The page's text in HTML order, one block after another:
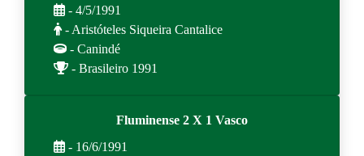
- 4/5/1991
- Aristóteles Siqueira Cantalice
- Canindé
- Brasileiro 1991
Fluminense 2 X 1 Vasco
- 16/6/1991